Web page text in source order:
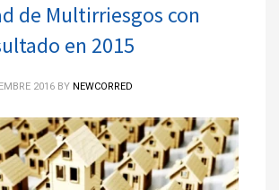
de Multirriesgos con
en 2015
2016 BY NEWCORRED